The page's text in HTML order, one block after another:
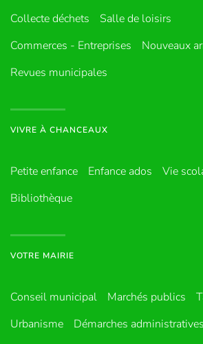
Collecte déchets
Salle de loisirs
Commerces - Entreprises
Nouveaux
Revues municipales
VIVRE À CHANCEAUX
Petite enfance Enfance ados Vie
Bibliothèque
VOTRE MAIRIE
Conseil municipal Marchés publics
Urbanisme
Démarches administratives